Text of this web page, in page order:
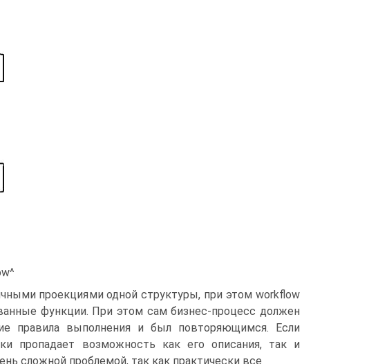
проекциями одной структуры, при этом workflow
функции. При этом сам бизнес-процесс должен
правила выполнения и был повторяющимся. Если
пропадает возможность как его описания, так и
сложной проблемой, так как практически все